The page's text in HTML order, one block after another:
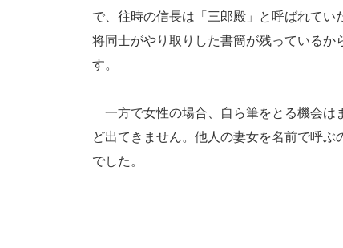
で、往時の信長は「三郎殿」と呼ばれて
将同士がやり取りした書簡が残っている
す。
一方で女性の場合、自ら筆をとる機会は
ど出てきません。他人の妻女を名前で呼
でした。